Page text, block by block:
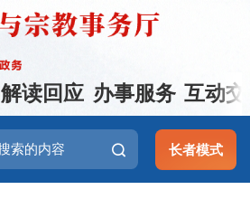
解读回应 办事服务 互动
长者模式